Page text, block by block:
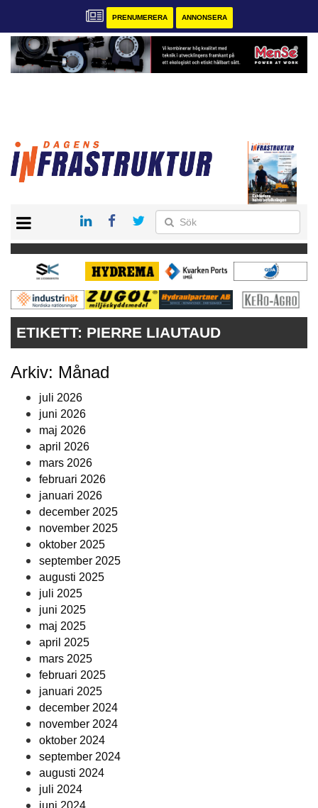
PRENUMERERA ANNONSERA
KONTAKT
VÅRA ANDRA MAGASIN
PRENUMERERA
ANNONSERA
ETIKETT: PIERRE LIAUTAUD
Arkiv: Månad
juli 2026
juni 2026
maj 2026
april 2026
mars 2026
februari 2026
januari 2026
december 2025
november 2025
oktober 2025
september 2025
augusti 2025
juli 2025
juni 2025
maj 2025
april 2025
mars 2025
februari 2025
januari 2025
december 2024
november 2024
oktober 2024
september 2024
augusti 2024
juli 2024
juni 2024